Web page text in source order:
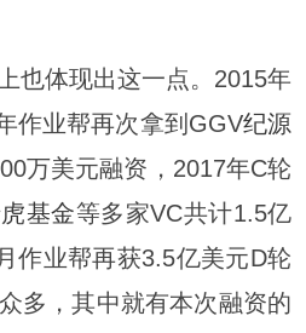
也体现出这一点。2015年
作业帮再次拿到GGV纪源
万美元融资，2017年C轮
基金等多家VC共计1.5亿
作业帮再获3.5亿美元D轮
多，其中就有本次融资的